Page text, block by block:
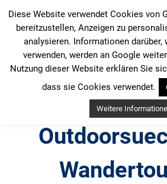
Inhalt
springen
Diese Website verwendet Cookies von
bereitzustellen, Anzeigen zu
analysieren. Informationen darüber,
verwenden, werden an Google
Nutzung dieser Website erklären Sie
dass sie Cookies verwendet.
Weitere